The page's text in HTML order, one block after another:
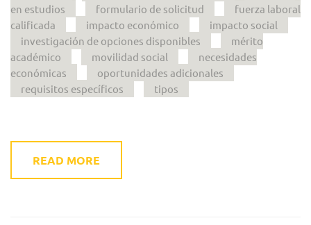
en estudios
formulario de solicitud
fuerza laboral
calificada
impacto económico
impacto social
investigación de opciones disponibles
mérito
académico
movilidad social
necesidades
económicas
oportunidades adicionales
requisitos específicos
tipos
READ MORE